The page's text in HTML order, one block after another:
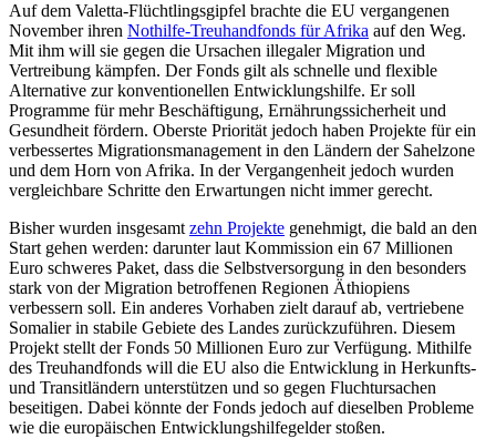
Auf dem Valetta-Flüchtlingsgipfel brachte die EU vergangenen
November ihren Nothilfe-Treuhandfonds für Afrika auf den Weg.
Mit ihm will sie gegen die Ursachen illegaler Migration und
Vertreibung kämpfen. Der Fonds gilt als schnelle und flexible
Alternative zur konventionellen Entwicklungshilfe. Er soll
Programme für mehr Beschäftigung, Ernährungssicherheit und
Gesundheit fördern. Oberste Priorität jedoch haben Projekte für ein
verbessertes Migrationsmanagement in den Ländern der Sahelzone
und dem Horn von Afrika. In der Vergangenheit jedoch wurden
vergleichbare Schritte den Erwartungen nicht immer gerecht.
Bisher wurden insgesamt zehn Projekte genehmigt, die bald an den
Start gehen werden: darunter laut Kommission ein 67 Millionen
Euro schweres Paket, dass die Selbstversorgung in den besonders
stark von der Migration betroffenen Regionen Äthiopiens
verbessern soll. Ein anderes Vorhaben zielt darauf ab, vertriebene
Somalier in stabile Gebiete des Landes zurückzuführen. Diesem
Projekt stellt der Fonds 50 Millionen Euro zur Verfügung. Mithilfe
des Treuhandfonds will die EU also die Entwicklung in Herkunfts-
und Transitländern unterstützen und so gegen Fluchtursachen
beseitigen. Dabei könnte der Fonds jedoch auf dieselben Probleme
wie die europäischen Entwicklungshilfegelder stoßen.